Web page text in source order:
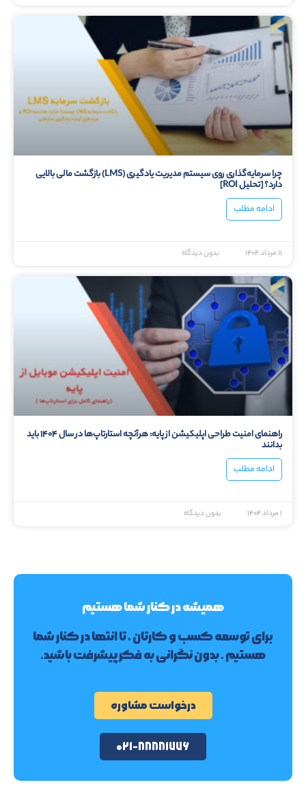
چرا سرمایه‌گذاری روی سیستم مدیریت یادگیری (LMS) بازگشت مالی بالایی
دارد؟ [تحلیل ROI]
ادامه مطلب
۱۱ مرداد ۱۴۰۴ بدون دیدگاه
راهنمای امنیت طراحی اپلیکیشن از پایه: هرآنچه استارتاپ‌ها در سال ۱۴۰۴ باید
بدانند
ادامه مطلب
۱ مرداد ۱۴۰۴ بدون دیدگاه
همیشه در کنار شما هستیم
برای توسعه کسب و کارتان ، تا انتها در کنار شما
هستیم . بدون نگرانی به فکر پیشرفت باشید.
درخواست مشاوره
۰۲۱-۸۸۸۸۱۷۷۶